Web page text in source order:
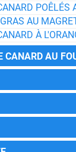
POÊLÉS
AU
À
CANARD AU